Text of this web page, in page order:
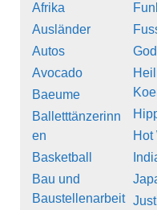
Afrika
Ausländer
Autos
Avocado
Baeume
Balletttänzerinn
en
Basketball
Bau und
Baustellenarbeit
Hot